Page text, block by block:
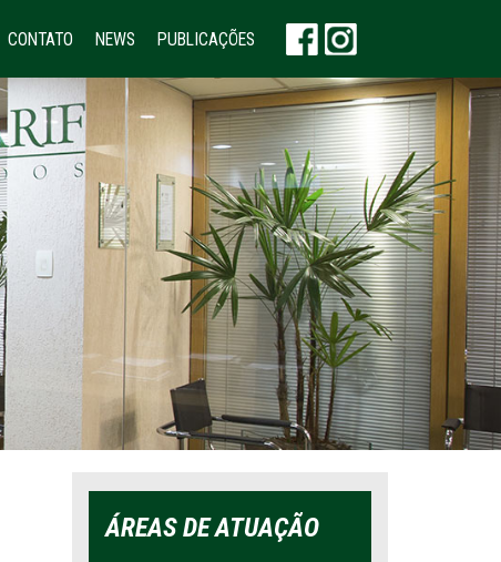
CONTATO NEWS PUBLICAÇÕES
ÁREAS DE ATUAÇÃO